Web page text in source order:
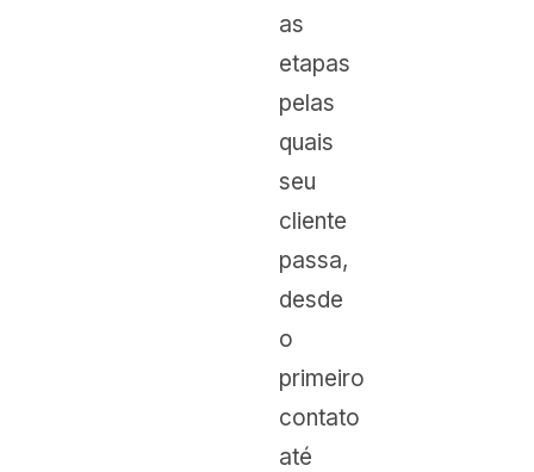
as
etapas
pelas
quais
seu
cliente
passa,
desde
o
primeiro
contato
até